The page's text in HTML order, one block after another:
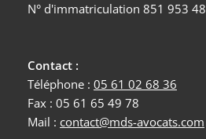
N° d'immatriculation 851 953
Contact :
Téléphone : 05 61 02 68 36
Fax : 05 61 65 49 78
​​​​​​​Mail : contact@mds-avocats.com